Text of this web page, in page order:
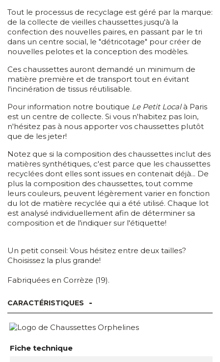
Tout le processus de recyclage est géré par la marque:
de la collecte de vieilles chaussettes jusqu'à la
confection des nouvelles paires, en passant par le tri
dans un centre social, le "détricotage" pour créer de
nouvelles pelotes et la conception des modèles.
Ces chaussettes auront demandé un minimum de
matière première et de transport tout en évitant
l'incinération de tissus réutilisable.
Pour information notre boutique Le Petit Localà Paris
est un centre de collecte. Si vous n'habitez pas loin,
n'hésitez pas à nous apporter vos chaussettes plutôt
que de les jeter!
Notez que si la composition des chaussettes inclut des
matières synthétiques, c'est parce que les chaussettes
recyclées dont elles sont issues en contenait déjà... De
plus la composition des chaussettes, tout comme
leurs couleurs, peuvent légèrement varier en fonction
du lot de matière recyclée qui a été utilisé. Chaque lot
est analysé individuellement afin de déterminer sa
composition et de l'indiquer sur l'étiquette!
Un petit conseil: Vous hésitez entre deux tailles?
Choisissez la plus grande!
Fabriquées en Corrèze (19).
CARACTÉRISTIQUES
Fiche technique